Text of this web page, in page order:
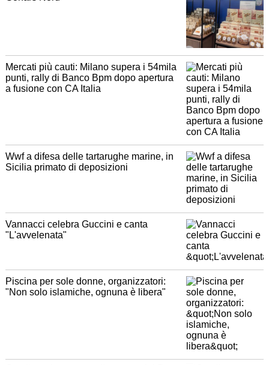
Mercati più cauti: Milano supera i 54mila
punti, rally di Banco Bpm dopo apertura
a fusione con CA Italia
Wwf a difesa delle tartarughe marine, in
Sicilia primato di deposizioni
Vannacci celebra Guccini e canta
"L'avvelenata"
Piscina per sole donne, organizzatori:
"Non solo islamiche, ognuna è libera"